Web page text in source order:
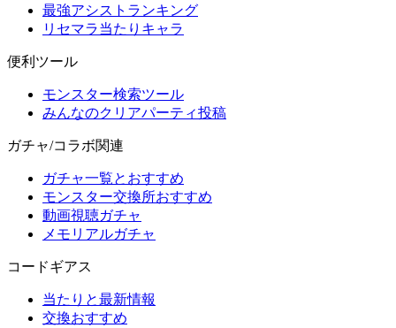
最強アシストランキング
リセマラ当たりキャラ
便利ツール
モンスター検索ツール
みんなのクリアパーティ投稿
ガチャ/コラボ関連
ガチャ一覧とおすすめ
モンスター交換所おすすめ
動画視聴ガチャ
メモリアルガチャ
コードギアス
当たりと最新情報
交換おすすめ